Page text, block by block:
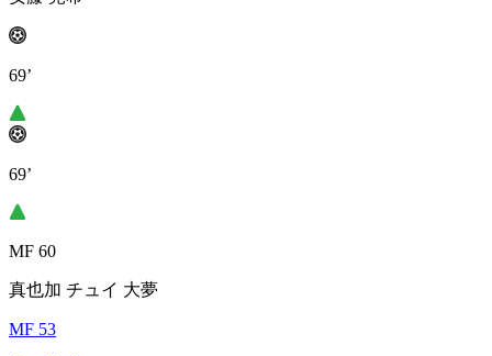
69’
69’
MF 60
真也加 チュイ 大夢
MF 53